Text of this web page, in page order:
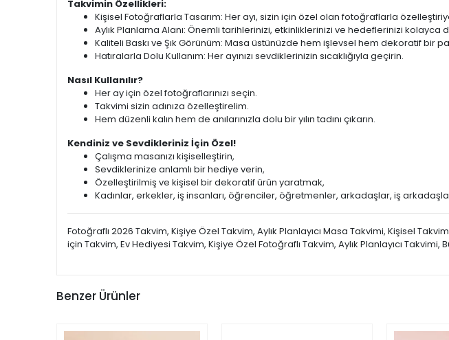
Takvimin Özellikleri:
Kişisel Fotoğraflarla Tasarım: Her ayı, sizin için özel olan fotoğraflarla
Aylık Planlama Alanı: Önemli tarihlerinizi, etkinliklerinizi ve hedeflerinizi kolayca
Kaliteli Baskı ve Şık Görünüm: Masa üstünüzde hem işlevsel hem dekoratif bir
Hatıralarla Dolu Kullanım: Her ayınızı sevdiklerinizin sıcaklığıyla geçirin.
Nasıl Kullanılır?
Her ay için özel fotoğraflarınızı seçin.
Takvimi sizin adınıza özelleştirelim.
Hem düzenli kalın hem de anılarınızla dolu bir yılın tadını çıkarın.
Kendiniz ve Sevdikleriniz İçin Özel!
Çalışma masanızı kişiselleştirin,
Sevdiklerinize anlamlı bir hediye verin,
Özelleştirilmiş ve kişisel bir dekoratif ürün yaratmak,
Kadınlar, erkekler, iş insanları, öğrenciler, öğretmenler, arkadaşlar, iş
Fotoğraflı 2026 Takvim, Kişiye Özel Takvim, Aylık Planlayıcı Masa Takvimi, Kişisel
için Takvim, Ev Hediyesi Takvim, Kişiye Özel Fotoğraflı Takvim, Aylık Planlayıcı Takvimi,
Benzer Ürünler